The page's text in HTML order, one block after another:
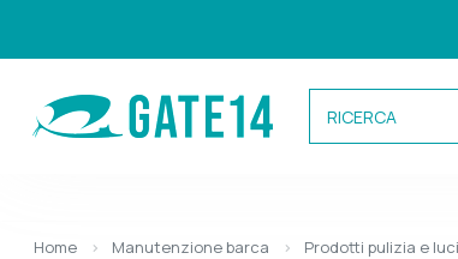
Categorie
Home Manutenzione barca Prodotti pulizia e